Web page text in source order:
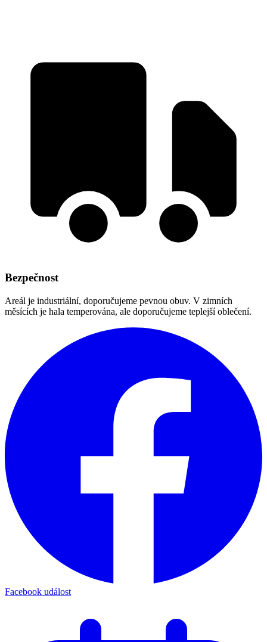
Bezpečnost
Areál je industriální, doporučujeme pevnou obuv. V zimních
měsících je hala temperována, ale doporučujeme teplejší oblečení.
Facebook událost